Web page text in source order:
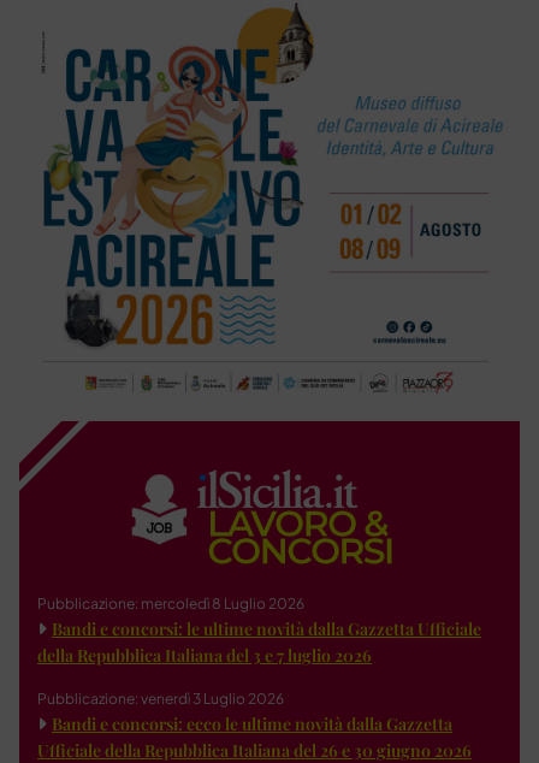
Pubblicazione: mercoledì 8 Luglio 2026
Bandi e concorsi: le ultime novità dalla Gazzetta Ufficiale
della Repubblica Italiana del 3 e 7 luglio 2026
Pubblicazione: venerdì 3 Luglio 2026
Bandi e concorsi: ecco le ultime novità dalla Gazzetta
Ufficiale della Repubblica Italiana del 26 e 30 giugno 2026